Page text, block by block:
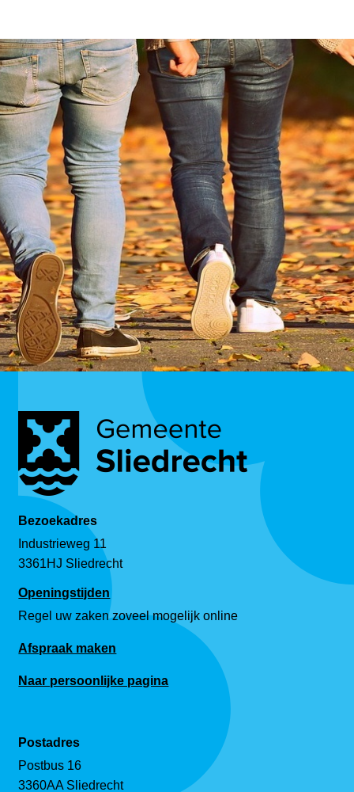
Bezoekadres
Industrieweg 11
3361HJ Sliedrecht
Openingstijden
Regel uw zaken zoveel mogelijk online
Afspraak maken
Naar persoonlijke pagina
Postadres
Postbus 16
3360AA Sliedrecht